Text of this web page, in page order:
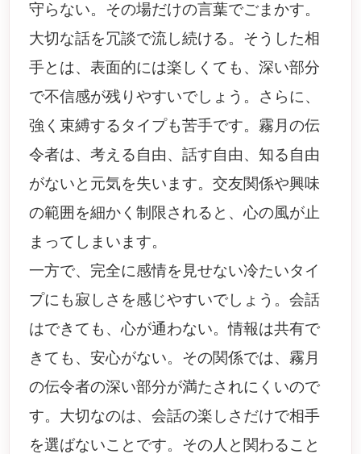
守らない。その場だけの言葉でごまかす。
大切な話を冗談で流し続ける。そうした相
手とは、表面的には楽しくても、深い部分
で不信感が残りやすいでしょう。さらに、
強く束縛するタイプも苦手です。霧月の伝
令者は、考える自由、話す自由、知る自由
がないと元気を失います。交友関係や興味
の範囲を細かく制限されると、心の風が止
まってしまいます。
一方で、完全に感情を見せない冷たいタイ
プにも寂しさを感じやすいでしょう。会話
はできても、心が通わない。情報は共有で
きても、安心がない。その関係では、霧月
の伝令者の深い部分が満たされにくいので
す。大切なのは、会話の楽しさだけで相手
を選ばないことです。その人と関わること